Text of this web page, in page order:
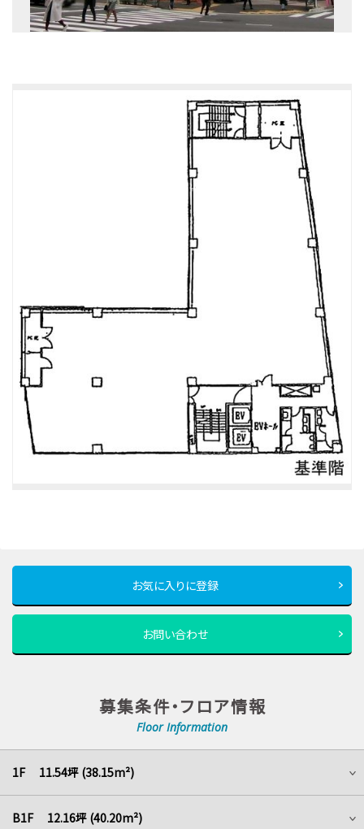
お気に入りに登録
お問い合わせ
募集条件・フロア情報
Floor Information
1F 11.54坪 (38.15m²)
B1F 12.16坪 (40.20m²)